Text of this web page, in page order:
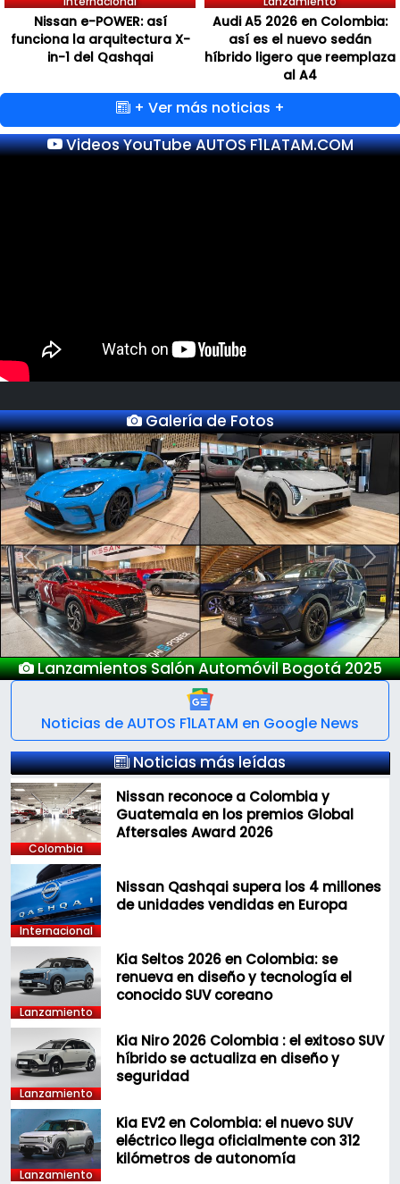
Nissan e-POWER: así
funciona la arquitectura X-
in-1 del Qashqai
Audi A5 2026 en Colombia:
así es el nuevo sedán
híbrido ligero que reemplaza
al A4
+ Ver más noticias +
Videos YouTube AUTOS F1LATAM.COM
Galería de Fotos
Lanzamientos Salón Automóvil Bogotá 2025
Previous Next
Noticias de AUTOS F1LATAM en Google News
Noticias más leídas
Colombia
Nissan reconoce a Colombia y
Guatemala en los premios Global
Aftersales Award 2026
Internacional
Nissan Qashqai supera los 4 millones
de unidades vendidas en Europa
Lanzamiento
Kia Seltos 2026 en Colombia: se
renueva en diseño y tecnología el
conocido SUV coreano
Lanzamiento
Kia Niro 2026 Colombia : el exitoso SUV
híbrido se actualiza en diseño y
seguridad
Lanzamiento
Kia EV2 en Colombia: el nuevo SUV
eléctrico llega oficialmente con 312
kilómetros de autonomía